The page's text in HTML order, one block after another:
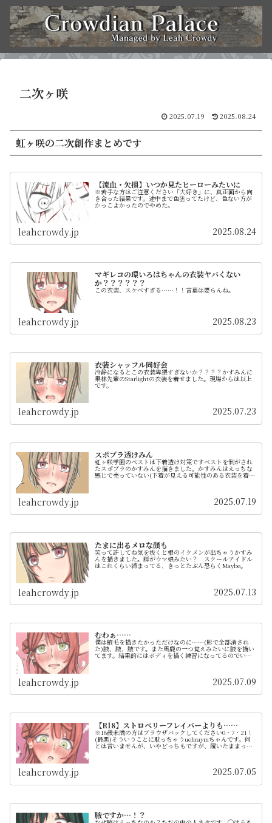
二次ヶ咲
2025.07.19 2025.08.24
虹ヶ咲の二次創作まとめです
【流血・欠損】いつか見たヒーローみたいに
※苦手な方はご注意ください「大好き」に、真正面から向
き合った結果です。途中まで色塗ってたけど、色ない方が
かっこよかったのでやめた。
leahcrowdy.jp 2025.08.24
マギレコの環いろはちゃんの衣装ヤバくない
か？？？？？？
この衣装、スケベすぎる……！！言葉は要らんね。
leahcrowdy.jp 2025.08.23
衣装シャッフル同好会
冷静になるとこの衣装卑猥すぎないか？？？？かすみんに
果林先輩のStarlightの衣装を着せました。現場からは以上
です。
leahcrowdy.jp 2025.07.23
スポブラ透けみん
虹ヶ咲学園のベストは下着透け対策ですベストを剥がされ
たスポブラのかすみんを描きました。かすみんはえっちな
感じで売っていない(下着が見える可能性のある衣装を着な
leahcrowdy.jp 2025.07.19
たまに出るメロな顔も
笑って許してね気を抜くと根のイケメンが出ちゃうかすみ
んを描きました。脚がウマ娘みたい？ スクールアイドル
はこれくらい締まってる、きっとたぶん恐らくMaybe。
leahcrowdy.jp 2025.07.13
むわぁ……
僕は腋毛を描きたかっただけなのに……(影で全部消され
た)腋、腋、腋です。また馬鹿の一つ覚えみたいに腋を描い
てます。結果的にはボディを描く練習になってるのでいい
leahcrowdy.jp 2025.07.09
【R18】ストロベリーフレイバーよりも……
※18歳未満の方はブラウザバックしてください0・7・21！
(最悪)そういうことに耽っちゃうuehraymちゃんです。何
とは言いませんが、いやどっちもですが、履いたままって
leahcrowdy.jp 2025.07.05
腋ですか…！？